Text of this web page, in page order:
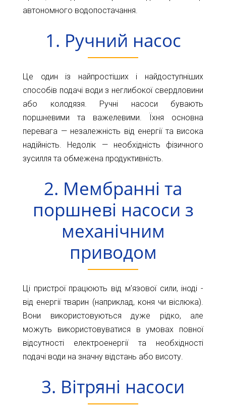
Карта
Статті
Відгуки
Контакти
Пт.
Велика
Окружна,
4
гіпермаркету
Ашан)
+38044-
+38098-
856-
info@1kbk.com.ua
автономного водопостачання.
1. Ручний насос
Це один із найпростіших і найдоступніших
способів подачі води з неглибокої свердловини
або колодязя. Ручні насоси бувають
поршневими та важелевими. Їхня основна
перевага — незалежність від енергії та висока
надійність. Недолік — необхідність фізичного
зусилля та обмежена продуктивність.
2. Мембранні та
поршневі насоси з
механічним
приводом
Ці пристрої працюють від м'язової сили, іноді -
від енергії тварин (наприклад, коня чи віслюка).
Вони використовуються дуже рідко, але
можуть використовуватися в умовах повної
відсутності електроенергії та необхідності
подачі води на значну відстань або висоту.
3. Вітряні насоси